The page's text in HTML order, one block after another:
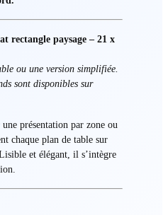
rectangle paysage – 21 x
ou une version simplifiée.
sont disponibles sur
présentation par zone ou
chaque plan de table sur
et élégant, il s’intègre